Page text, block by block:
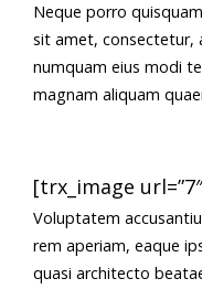
Neque porro
sit amet, consectetur,
numquam eius modi
magnam aliquam
[trx_image
Voluptatem
rem aperiam, eaque
quasi architecto